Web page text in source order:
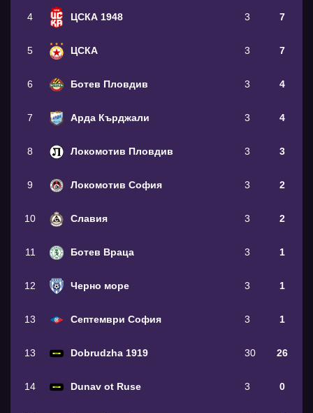
4 ЦСКА 1948 3 7
5 ЦСКА 3 7
6 Ботев Пловдив 3 4
7 Арда Кърджали 3 4
8 Локомотив Пловдив 3 3
9 Локомотив София 3 2
10 Славия 3 2
11 Ботев Враца 3 1
12 Черно море 3 1
13 Септември София 3 1
13 Dobrudzha 1919 30 26
14 Dunav ot Ruse 3 0